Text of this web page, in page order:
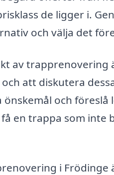
de ligger i.
och välja det
av
att diskutera
och
en trappa som inte
i